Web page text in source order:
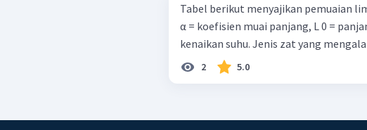
Tabel berikut menyajikan pemuaian lima zat
α = koefisien muai panjang, L 0 = panjang zat mula-mula, dan ∆T =
kenaikan suhu. Jenis zat yang
2 5.0